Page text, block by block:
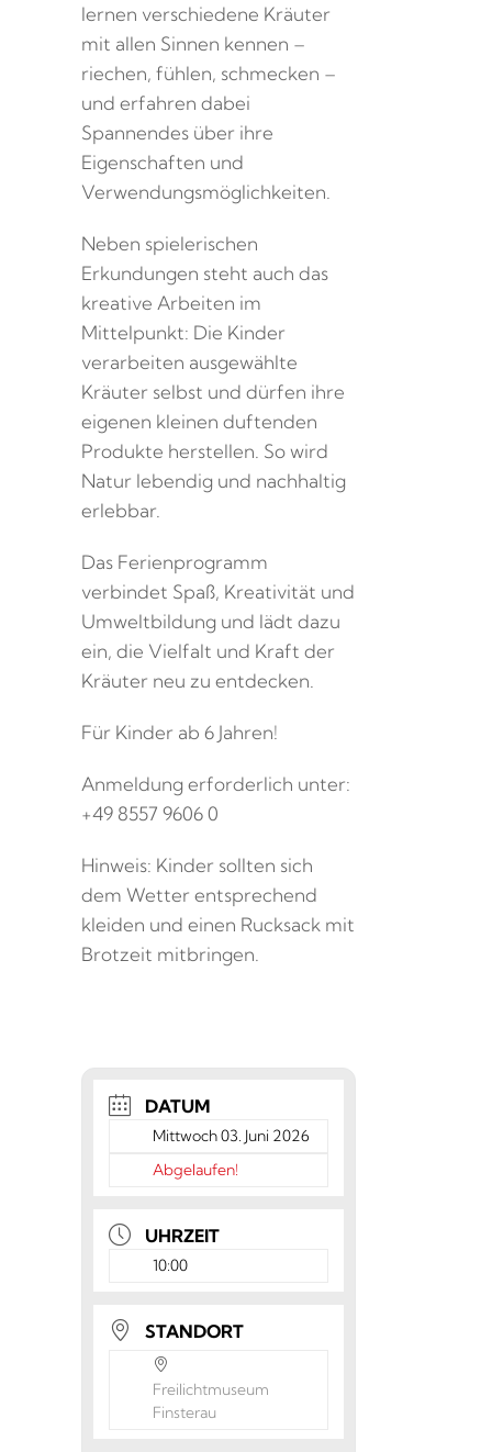
lernen verschiedene Kräuter
mit allen Sinnen kennen –
riechen, fühlen, schmecken –
und erfahren dabei
Spannendes über ihre
Eigenschaften und
Verwendungsmöglichkeiten.
Neben spielerischen
Erkundungen steht auch das
kreative Arbeiten im
Mittelpunkt: Die Kinder
verarbeiten ausgewählte
Kräuter selbst und dürfen ihre
eigenen kleinen duftenden
Produkte herstellen. So wird
Natur lebendig und nachhaltig
erlebbar.
Das Ferienprogramm
verbindet Spaß, Kreativität und
Umweltbildung und lädt dazu
ein, die Vielfalt und Kraft der
Kräuter neu zu entdecken.
Für Kinder ab 6 Jahren!
Anmeldung erforderlich unter:
+49 8557 9606 0
Hinweis: Kinder sollten sich
dem Wetter entsprechend
kleiden und einen Rucksack mit
Brotzeit mitbringen.
DATUM
Mittwoch 03. Juni 2026
Abgelaufen!
UHRZEIT
10:00
STANDORT
Freilichtmuseum
Finsterau